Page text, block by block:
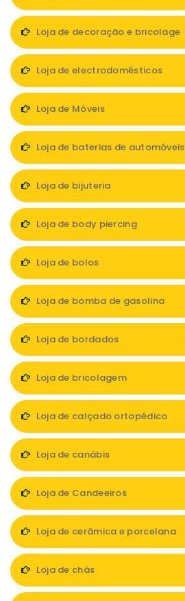
Loja de decoração e bricolage
Loja de electrodomésticos
Loja de Móveis
Loja de baterias de automóveis
Loja de bijuteria
Loja de body piercing
Loja de bolos
Loja de bomba de gasolina
Loja de bordados
Loja de bricolagem
Loja de calçado ortopédico
Loja de canábis
Loja de Candeeiros
Loja de cerâmica e porcelana
Loja de chás